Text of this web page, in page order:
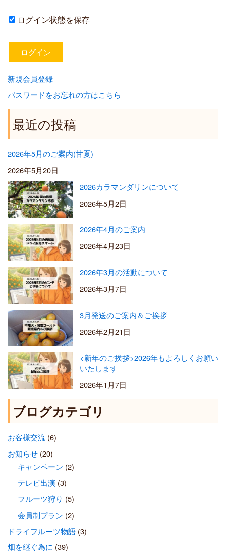
ログイン状態を保存
新規会員登録
パスワードをお忘れの方はこちら
最近の投稿
2026年5月のご案内(甘夏)
2026年5月20日
2026カラマンダリンについて
2026年5月2日
2026年4月のご案内
2026年4月23日
2026年3月の活動について
2026年3月7日
3月発送のご案内＆ご挨拶
2026年2月21日
<新年のご挨拶>2026年もよろしくお願い
いたします
2026年1月7日
ブログカテゴリ
お客様交流(6)
お知らせ(20)
キャンペーン (2)
テレビ出演(3)
フルーツ狩り (5)
会員制プラン (2)
ドライフルーツ物語(3)
畑を継ぐ為に (39)